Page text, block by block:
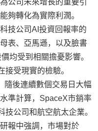
公司未來增長的重要引
夠轉化為實際利潤。
技公司AI投資回報率的
表、亞馬遜，以及臉書
均受到相關擔憂影響。
接受現實的檢驗。
隨後連續數個交易日大幅
準計算，SpaceX市銷率
公司和航空航太企業。
報中強調，市場對於